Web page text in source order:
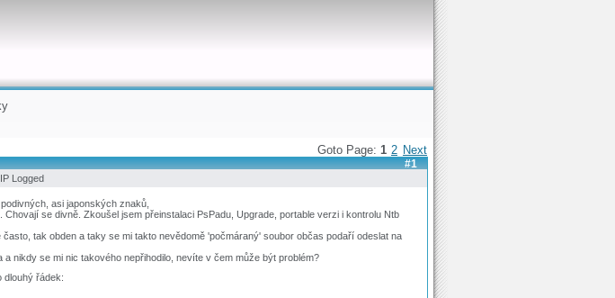
Goto Page: 1 2 Next
#1
Logged
asi japonských znaků,
se divně. Zkoušel jsem přeinstalaci PsPadu, Upgrade, portable verzi i kontrolu Ntb
tak obden a taky se mi takto nevědomě 'počmáraný' soubor občas podaří odeslat na
nikdy se mi nic takového nepřihodilo, nevíte v čem může být problém?
dlouhý řádek: